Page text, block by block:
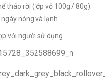
tháo rời (lớp vỏ 100g / 80g)
nóng và lạnh
với người sử dụng